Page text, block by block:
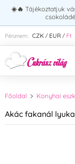
☀️🔥 Tájékoztatjuk
Pénznem: CZK / EUR / Ft
Adja meg a
Főoldal Konyhai
Akác fakanál